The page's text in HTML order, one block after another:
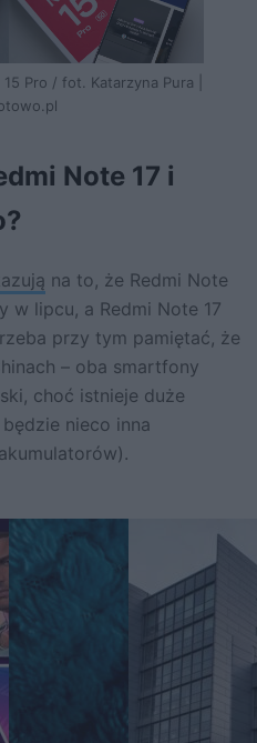
Pro / fot. Katarzyna Pura |
Note 17 i
na to, że Redmi Note
w lipcu, a Redmi Note 17
przy tym pamiętać, że
– oba smartfony
choć istnieje duże
nieco inna